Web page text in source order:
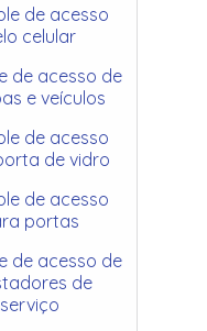
de acesso
celular
de acesso de
e veículos
de acesso
de vidro
de acesso
portas
de acesso de
de
serviço